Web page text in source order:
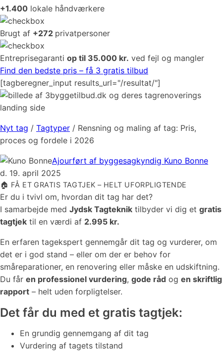
+1.400 lokale håndværkere
Brugt af +272 privatpersoner
Entreprisegaranti op til 35.000 kr. ved fejl og mangler
Find den bedste pris – få 3 gratis tilbud
[tagberegner_input results_url="/resultat/"]
Nyt tag / Tagtyper / Rensning og maling af tag: Pris,
proces og fordele i 2026
Ajourført af byggesagkyndig Kuno Bonne
d. 19. april 2025
🏠 FÅ ET GRATIS TAGTJEK – HELT UFORPLIGTENDE
Er du i tvivl om, hvordan dit tag har det?
I samarbejde med Jydsk Tagteknik tilbyder vi dig et gratis
tagtjek til en værdi af 2.995 kr.
En erfaren tagekspert gennemgår dit tag og vurderer, om
det er i god stand – eller om der er behov for
småreparationer, en renovering eller måske en udskiftning.
Du får en professionel vurdering, gode råd og en skriftlig
rapport – helt uden forpligtelser.
Det får du med et gratis tagtjek:
En grundig gennemgang af dit tag
Vurdering af tagets tilstand